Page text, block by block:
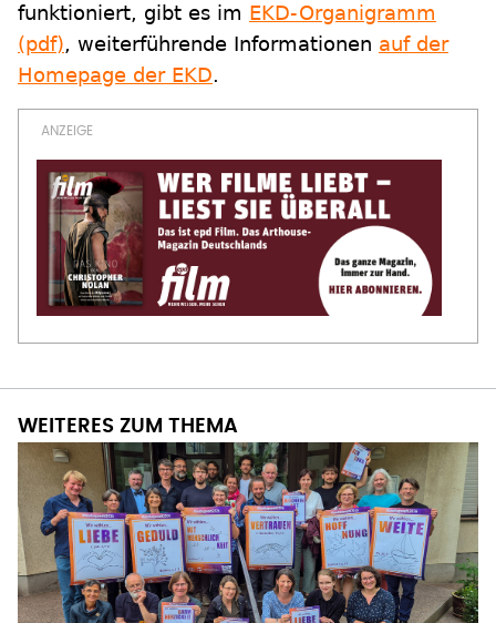
funktioniert, gibt es im EKD-Organigramm
(pdf), weiterführende Informationen auf der
Homepage der EKD.
WEITERES ZUM THEMA